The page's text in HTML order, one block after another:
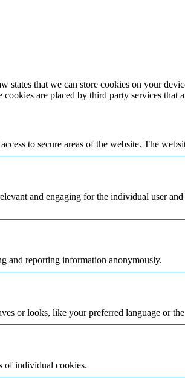
states that we can store cookies on your
are placed by third party services that
to secure areas of the website. The
and engaging for the individual user
and reporting information anonymously.
or looks, like your preferred language or
of individual cookies.